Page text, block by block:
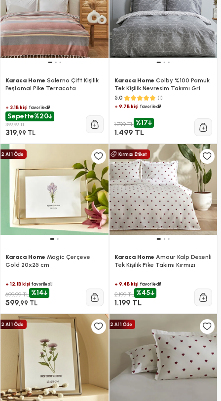
Karaca Home Salerno Çift Kişilik
Peştamal Pike Terracota
+ 3.1B kişi favoriledi!
Sepette%20
399,99 TL
319,99 TL
Karaca Home Colby %100 Pamuk
Tek Kişilik Nevresim Takımı Gri
5.0 (1)
+ 9.7B kişifavoriledi!
1.799 TL %17
1.499 TL
Karaca Home Magic Çerçeve
Gold 20x25 cm
+ 12.1B kişi favoriledi!
699,99 TL %14
599,99 TL
Karaca Home Amour Kalp Desenli
Tek Kişilik Pike Takımı Kırmızı
+ 9.4B kişifavoriledi!
2.199 TL %45
1.199 TL